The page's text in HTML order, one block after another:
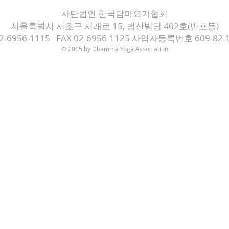
사단법인 한국담마요가협회
서울특별시 서초구 서래로 15, 범산빌딩 402호(반포동)
6956-1115 FAX 02-6956-1125 사업자등록번호 609-82-
© 2005 by Dhamma Yoga Association